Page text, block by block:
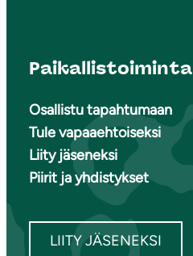
Paikallistoiminta
Osallistu tapahtumaan
Tule vapaaehtoiseksi
Liity jäseneksi
Piirit ja yhdistykset
LIITY JÄSENEKSI